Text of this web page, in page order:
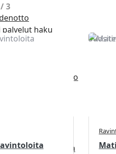
palvelut haku
ravintoloita
(mainos) hinnasto
tarjousten hallinta
yritysartikkeleita
3